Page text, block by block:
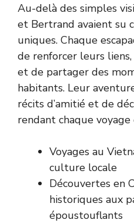
Au-delà des simples
et Bertrand avaient su
uniques. Chaque
de renforcer leurs liens,
et de partager des
habitants. Leur
récits d’amitié et de
rendant chaque
Voyages au
culture locale
Découvertes en
historiques aux
époustouflants